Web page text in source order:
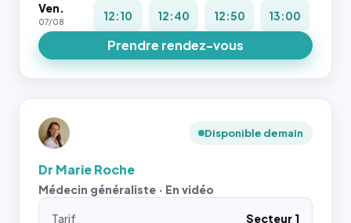
Ven.
07/08 12:10 12:40 12:50 13:00
Prendre rendez-vous
Disponible demain
Dr Marie Roche
Médecin généraliste · En vidéo
Tarif Secteur 1